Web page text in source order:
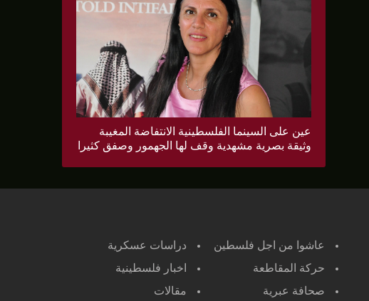
عين على السينما الفلسطينية الانتفاضة المغيبة
وثيقة بصرية مشهدية وقف لها الجهمور وصفق كثيرا
عاشوا من اجل فلسطين
دراسات عسكرية
حركة المقاطعة
اخبار فلسطينية
صحافة عبرية مقالات